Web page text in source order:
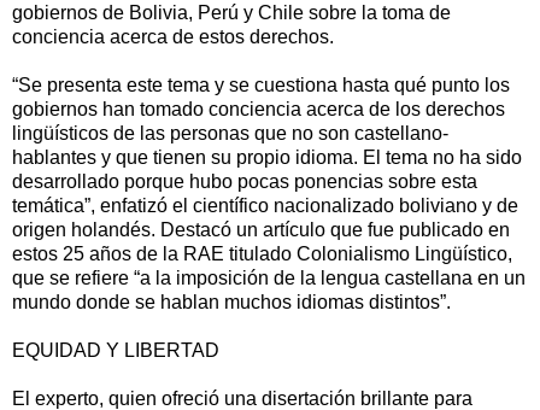
gobiernos de Bolivia, Perú y Chile sobre la toma de
conciencia acerca de estos derechos.
“Se presenta este tema y se cuestiona hasta qué punto los
gobiernos han tomado conciencia acerca de los derechos
lingüísticos de las personas que no son castellano-
hablantes y que tienen su propio idioma. El tema no ha sido
desarrollado porque hubo pocas ponencias sobre esta
temática”, enfatizó el científico nacionalizado boliviano y de
origen holandés. Destacó un artículo que fue publicado en
estos 25 años de la RAE titulado Colonialismo Lingüístico,
que se refiere “a la imposición de la lengua castellana en un
mundo donde se hablan muchos idiomas distintos”.
EQUIDAD Y LIBERTAD
El experto, quien ofreció una disertación brillante para